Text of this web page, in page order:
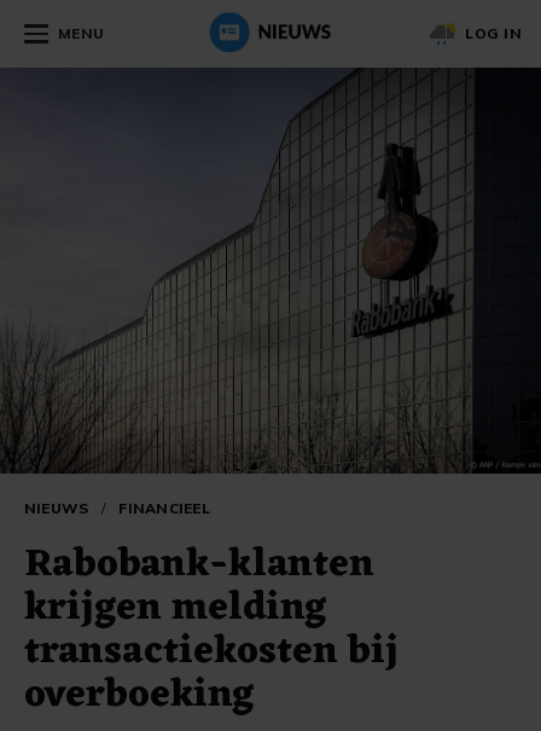
MENU LOG IN
NIEUWS / FINANCIEEL
Rabobank-klanten
krijgen melding
transactiekosten bij
overboeking